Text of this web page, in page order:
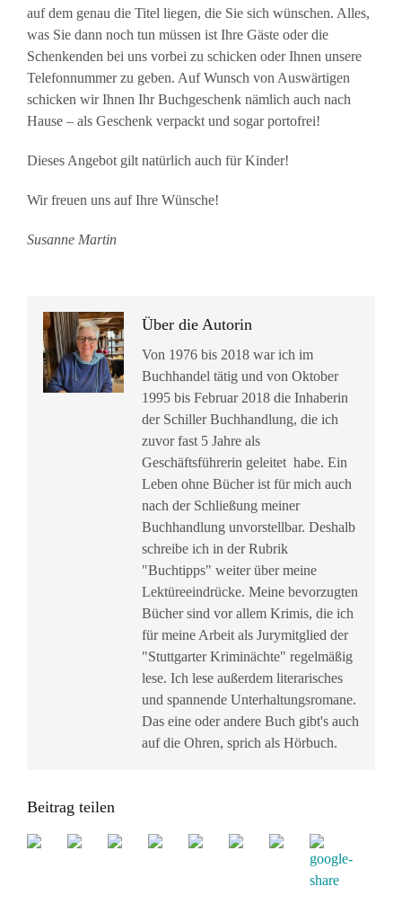
auf dem genau die Titel liegen, die Sie sich wünschen. Alles,
was Sie dann noch tun müssen ist Ihre Gäste oder die
Schenkenden bei uns vorbei zu schicken oder Ihnen unsere
Telefonnummer zu geben. Auf Wunsch von Auswärtigen
schicken wir Ihnen Ihr Buchgeschenk nämlich auch nach
Hause – als Geschenk verpackt und sogar portofrei!
Dieses Angebot gilt natürlich auch für Kinder!
Wir freuen uns auf Ihre Wünsche!
Susanne Martin
Über die Autorin
Von 1976 bis 2018 war ich im
Buchhandel tätig und von Oktober
1995 bis Februar 2018 die Inhaberin
der Schiller Buchhandlung, die ich
zuvor fast 5 Jahre als
Geschäftsführerin geleitet habe. Ein
Leben ohne Bücher ist für mich auch
nach der Schließung meiner
Buchhandlung unvorstellbar. Deshalb
schreibe ich in der Rubrik
"Buchtipps" weiter über meine
Lektüreeindrücke. Meine bevorzugten
Bücher sind vor allem Krimis, die ich
für meine Arbeit als Jurymitglied der
"Stuttgarter Kriminächte" regelmäßig
lese. Ich lese außerdem literarisches
und spannende Unterhaltungsromane.
Das eine oder andere Buch gibt's auch
auf die Ohren, sprich als Hörbuch.
Beitrag teilen